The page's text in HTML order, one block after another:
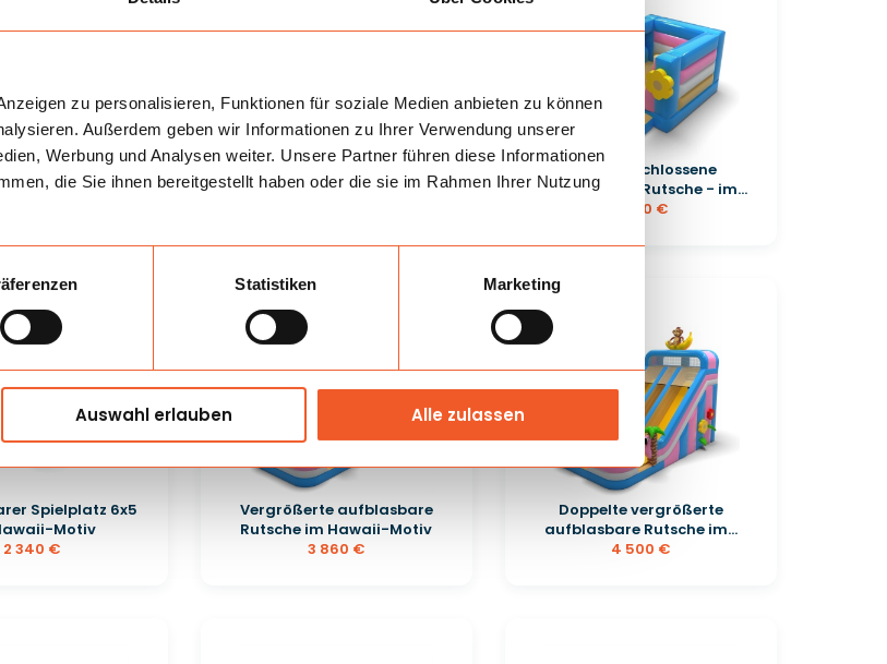
zu personalisieren, Funktionen für soziale Medien anbieten zu können
Außerdem geben wir Informationen zu Ihrer Verwendung unserer
Werbung und Analysen weiter. Unsere Partner führen diese Informationen
die Sie ihnen bereitgestellt haben oder die sie im Rahmen Ihrer Nutzung
Statistiken Marketing
Auswahl erlauben Alle zulassen
Hawaii-Combo
Hüpfburg - im Hawaii-Motiv
Kleine geschlossene
Hüpfburg mit Rutsche - im...
1 060 €
Spielplatz 6x5
Motiv
2 340 €
Vergrößerte aufblasbare
Rutsche im Hawaii-Motiv
3 860 €
Doppelte vergrößerte
aufblasbare Rutsche im...
4 500 €